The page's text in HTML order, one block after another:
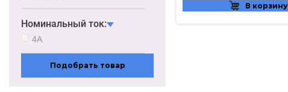
Номинальный ток:
4А
Подобрать товар
В корзину